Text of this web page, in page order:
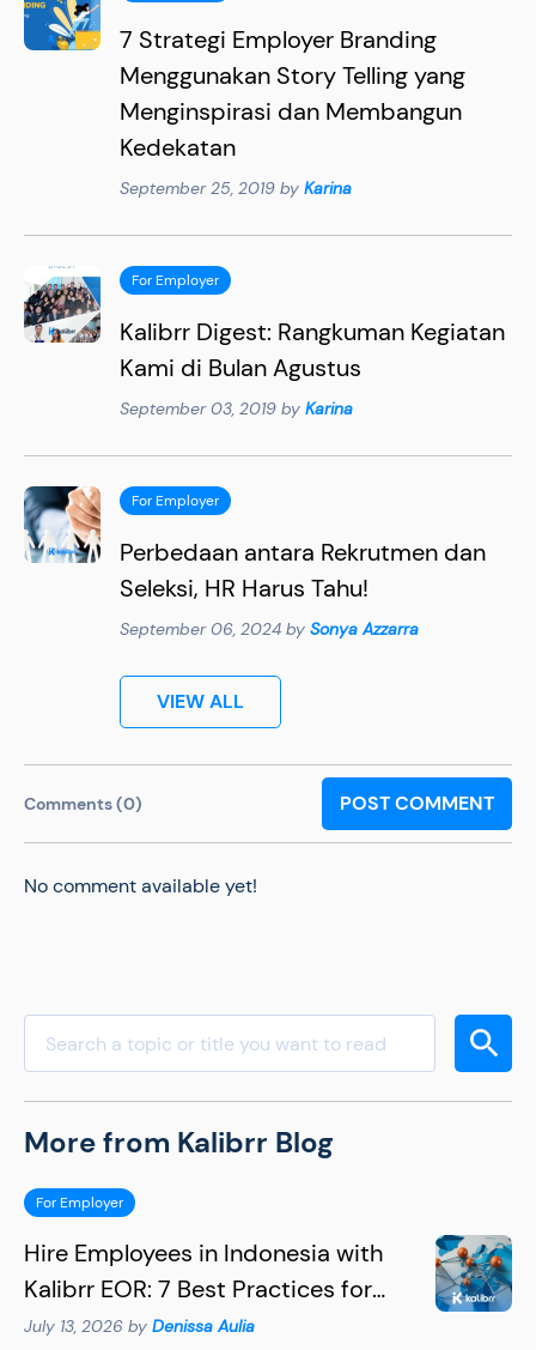
7 Strategi Employer Branding
Menggunakan Story Telling yang
Menginspirasi dan Membangun
Kedekatan
September 25, 2019 by Karina
For Employer
Kalibrr Digest: Rangkuman Kegiatan
Kami di Bulan Agustus
September 03, 2019 by Karina
For Employer
Perbedaan antara Rekrutmen dan
Seleksi, HR Harus Tahu!
September 06, 2024 by Sonya Azzarra
VIEW ALL
Comments (0) POST COMMENT
No comment available yet!
More from Kalibrr Blog
For Employer
Hire Employees in Indonesia with
Kalibrr EOR: 7 Best Practices for
Hiring Succesfully
July 13, 2026 by Denissa Aulia